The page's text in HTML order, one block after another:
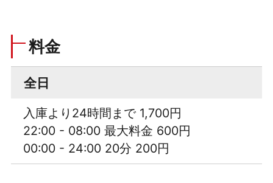
料金
全日
入庫より24時間まで 1,700円
22:00 - 08:00 最大料金 600円
00:00 - 24:00 20分 200円